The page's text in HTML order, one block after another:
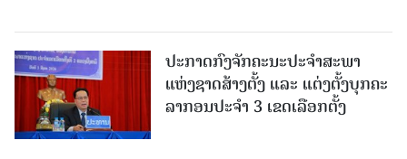
ປະກາດກົງຈັກຄະນະປະຈໍາສະພາ
ແຫ່ງຊາດສ້າງຕັ້ງ ແລະ ແຕ່ງຕັ້ງບຸກຄະ
ລາກອນປະຈໍາ 3 ເຂດເລືອກຕັ້ງ